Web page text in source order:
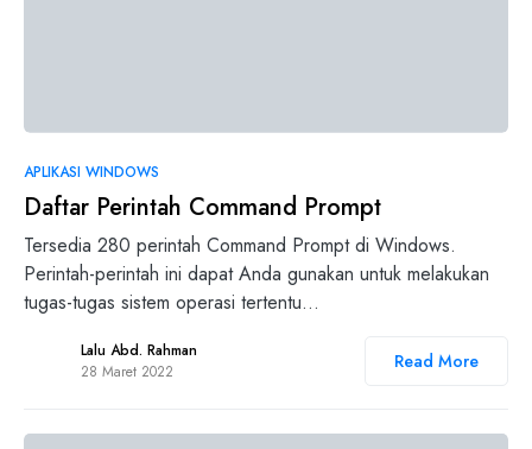
APLIKASI WINDOWS
Daftar Perintah Command Prompt
Tersedia 280 perintah Command Prompt di Windows.
Perintah-perintah ini dapat Anda gunakan untuk melakukan
tugas-tugas sistem operasi tertentu…
Lalu Abd. Rahman
28 Maret 2022
Read More